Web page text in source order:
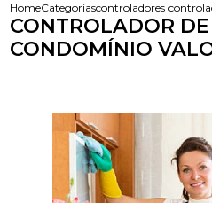
HomeCategoriascontroladores de
CONTROLADOR
CONDOMÍNIO